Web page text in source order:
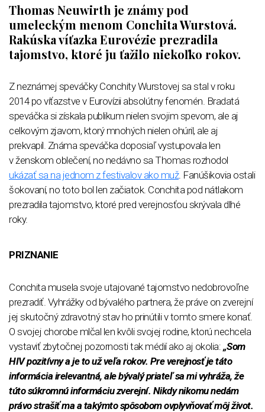
Thomas Neuwirth je známy pod
umeleckým menom Conchita Wurstová.
Rakúska víťazka Eurovézie prezradila
tajomstvo, ktoré ju ťažilo niekoľko rokov.
Z neznámej speváčky Conchity Wurstovej sa stal v roku
2014 po víťazstve v Eurovízii absolútny fenomén. Bradatá
speváčka si získala publikum nielen svojim spevom, ale aj
celkovým zjavom, ktorý mnohých nielen ohúril, ale aj
prekvapil. Známa speváčka doposiaľ vystupovala len
v ženskom oblečení, no nedávno sa Thomas rozhodol
ukázať sa na jednom z festivalov ako muž. Fanúšikovia ostali
šokovaní, no toto bol len začiatok. Conchita pod nátlakom
prezradila tajomstvo, ktoré pred verejnosťou skrývala dlhé
roky.
PRIZNANIE
Conchita musela svoje utajované tajomstvo nedobrovoľne
prezradiť. Vyhrážky od bývalého partnera, že práve on zverejní
jej skutočný zdravotný stav ho prinútili v tomto smere konať.
O svojej chorobe mlčal len kvôli svojej rodine, ktorú nechcela
vystaviť zbytočnej pozornosti tak médií ako aj okolia: „Som
HIV pozitívny a je to už veľa rokov. Pre verejnosť je táto
informácia irelevantná, ale bývalý priateľ sa mi vyhráža, že
túto súkromnú informáciu zverejní. Nikdy nikomu nedám
právo strašiť ma a takýmto spôsobom ovplyvňovať môj život.